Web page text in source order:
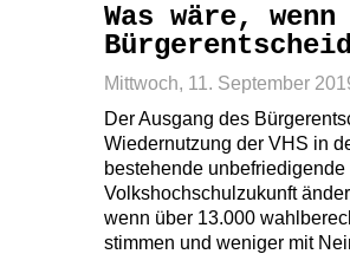
Was wäre,
Mittwoch, 11. September
Der Ausgang des
Wiedernutzung der VHS in
bestehende
Volkshochschulzukunft
wenn über 13.000
stimmen und weniger mit